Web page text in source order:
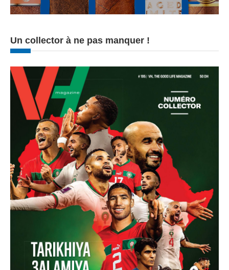
Un collector à ne pas manquer !